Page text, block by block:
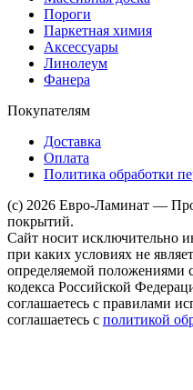
Пороги
Паркетная химия
Аксессуары
Линолеум
Фанера
Покупателям
Доставка
Оплата
Политика обработки
(c) 2026 Евро-Ламинат —
покрытий.
Сайт носит исключительно
при каких условиях не
определяемой положениями
кодекса Российской
соглашаетесь с правилами
соглашаетесь с политикой